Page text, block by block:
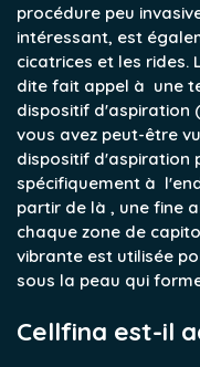
procédure peu
intéressant, est
cicatrices et les rides.
dite fait appel à une
dispositif d'aspiration
vous avez peut-être
dispositif d'aspiration
spécifiquement à
partir de là , une fine
chaque zone de
vibrante est utilisée
sous la peau qui
Cellfina est-il